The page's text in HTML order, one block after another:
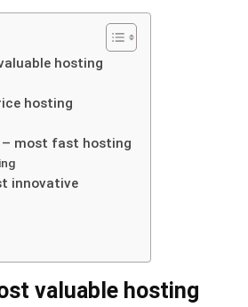
hosting
hosting
most fast hosting
innovative
valuable hosting